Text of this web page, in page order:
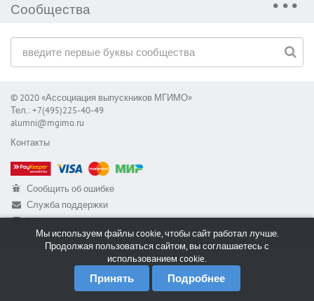
Сообщества
© 2020 «Ассоциация выпускников МГИМО»
Тел.: +7(495)225-40-49
alumni@mgimo.ru
Контакты
Сообщить об ошибке
Служба поддержки
RSS
Мы используем файлы cookie, чтобы сайт работал лучше.
Продолжая пользоваться сайтом, вы соглашаетесь с
использованием cookie.
Принять Подробнее